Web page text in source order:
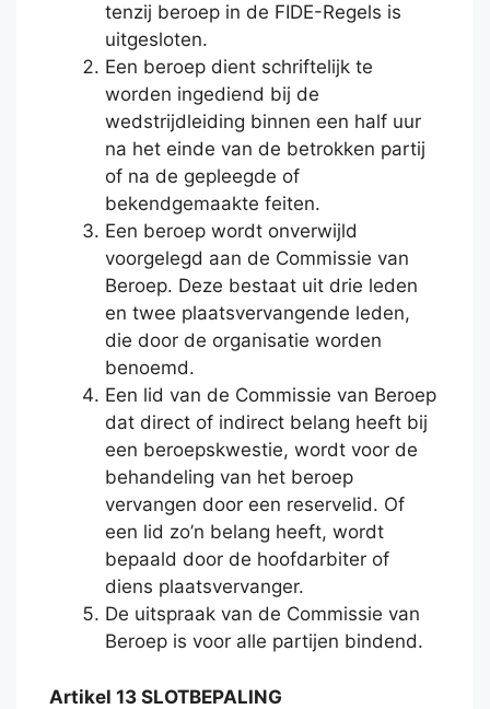
tenzij beroep in de FIDE-Regels is
uitgesloten.
Een beroep dient schriftelijk te
worden ingediend bij de
wedstrijdleiding binnen een half uur
na het einde van de betrokken partij
of na de gepleegde of
bekendgemaakte feiten.
Een beroep wordt onverwijld
voorgelegd aan de Commissie van
Beroep. Deze bestaat uit drie leden
en twee plaatsvervangende leden,
die door de organisatie worden
benoemd.
Een lid van de Commissie van Beroep
dat direct of indirect belang heeft bij
een beroepskwestie, wordt voor de
behandeling van het beroep
vervangen door een reservelid. Of
een lid zo’n belang heeft, wordt
bepaald door de hoofdarbiter of
diens plaatsvervanger.
De uitspraak van de Commissie van
Beroep is voor alle partijen bindend.
Artikel 13 SLOTBEPALING